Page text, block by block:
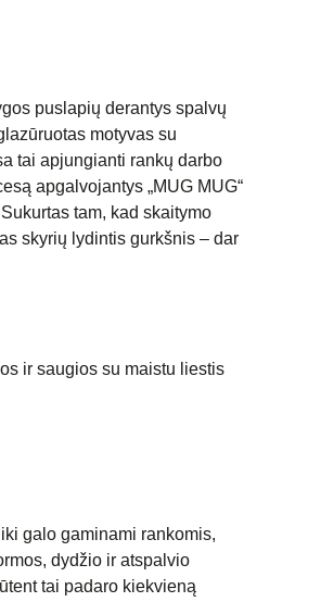
puslapių derantys spalvų
motyvas su
tai apjungianti rankų darbo
apgalvojantys „MUG MUG“
tam, kad skaitymo
skyrių lydintis gurkšnis – dar
ir saugios su maistu liestis
galo gaminami rankomis,
dydžio ir atspalvio
tai padaro kiekvieną